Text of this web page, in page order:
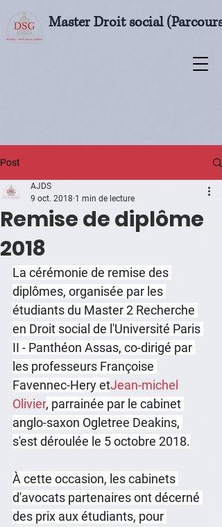
Master Droit social
Post
Remise de diplôme
2018
AJDS
9 oct. 2018 1 min de lecture
La cérémonie de remise des
diplômes, organisée par les
étudiants du Master 2 Recherche
en Droit social de l'Université Paris
II - Panthéon Assas, co-dirigé par
les professeurs Françoise
Favennec-Hery etJean-michel
Olivier, parrainée par le cabinet
anglo-saxon Ogletree Deakins,
s'est déroulée le 5 octobre 2018.
À cette occasion, les cabinets
d'avocats partenaires ont décerné
des prix aux étudiants, pour